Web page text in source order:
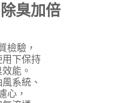
臭加倍
檢驗，
下保持
能。
系統、
心，